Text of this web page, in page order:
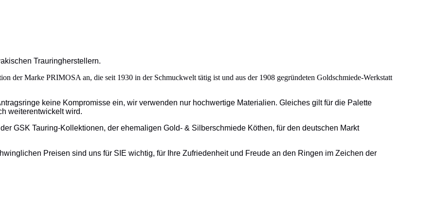
Trauringherstellern.
der Marke PRIMOSA an, die seit 1930 in der Schmuckwelt tätig ist und aus der 1908 gegründeten Goldschmiede-Werkstatt
keine Kompromisse ein, wir verwenden nur hochwertige Materialien. Gleiches gilt für die Palette
weiterentwickelt wird.
GSK Tauring-Kollektionen, der ehemaligen Gold- & Silberschmiede Köthen, für den deutschen Markt
Preisen sind uns für SIE wichtig, für Ihre Zufriedenheit und Freude an den Ringen im Zeichen der